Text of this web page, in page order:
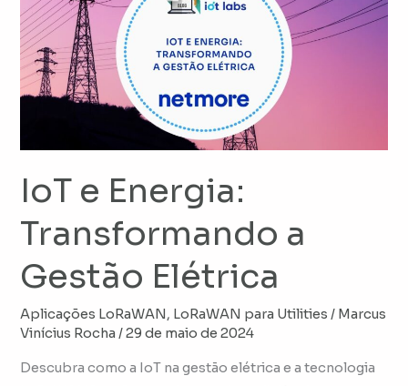
IoT e Energia:
Transformando a
Gestão Elétrica
Aplicações LoRaWAN, LoRaWAN para Utilities / Marcus
Vinícius Rocha/29 de maio de 2024
Descubra como a IoT na gestão elétrica e a tecnologia
Energia:
Transformando
a
Gestão